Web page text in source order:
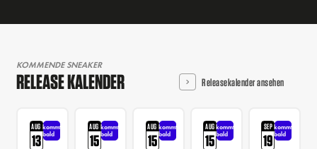
KOMMENDE SNEAKER
RELEASE KALENDER Releasekalender ansehen
AUG
13
kommt
bald
AUG
15
kommt
bald
AUG
15
kommt
bald
AUG
15
kommt
bald
SEP
19
kommt
bald